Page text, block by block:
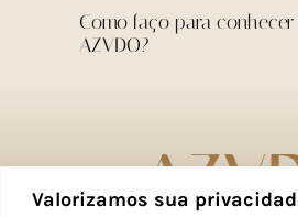
Valorizamos sua
Como faço para
AZVDO?